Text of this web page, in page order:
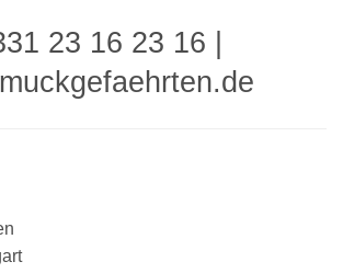
23 16 23 16